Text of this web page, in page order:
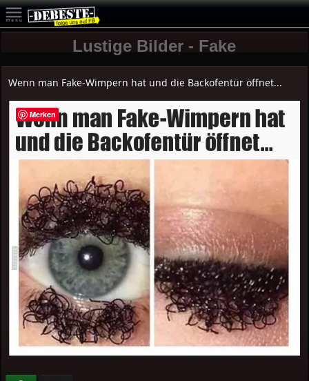
Lustige Bilder - Fake
Wenn man Fake-Wimpern hat und die Backofentür öffnet...
Merken